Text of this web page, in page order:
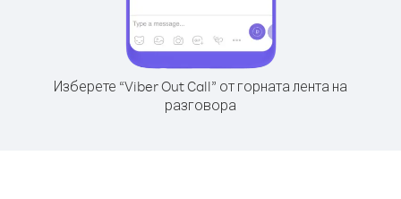
Изберете “Viber Out Call” от горната лента на
разговора